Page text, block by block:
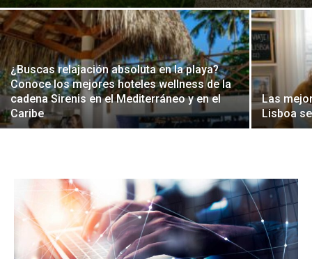
¿Buscas relajación absoluta en la playa?
Conoce los mejores hoteles wellness de la
cadena Sirenis en el Mediterráneo y en el
Caribe
Las
Lisboa